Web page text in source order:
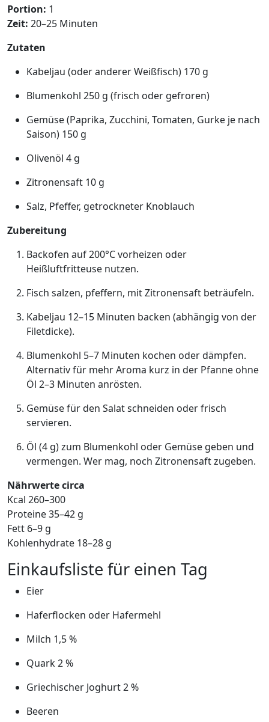
Portion: 1
Zeit: 20–25 Minuten
Zutaten
Kabeljau (oder anderer Weißfisch) 170 g
Blumenkohl 250 g (frisch oder gefroren)
Gemüse (Paprika, Zucchini, Tomaten, Gurke je nach
Saison) 150 g
Olivenöl 4 g
Zitronensaft 10 g
Salz, Pfeffer, getrockneter Knoblauch
Zubereitung
Backofen auf 200°C vorheizen oder
Heißluftfritteuse nutzen.
Fisch salzen, pfeffern, mit Zitronensaft beträufeln.
Kabeljau 12–15 Minuten backen (abhängig von der
Filetdicke).
Blumenkohl 5–7 Minuten kochen oder dämpfen.
Alternativ für mehr Aroma kurz in der Pfanne ohne
Öl 2–3 Minuten anrösten.
Gemüse für den Salat schneiden oder frisch
servieren.
Öl (4 g) zum Blumenkohl oder Gemüse geben und
vermengen. Wer mag, noch Zitronensaft zugeben.
Nährwerte circa
Kcal 260–300
Proteine 35–42 g
Fett 6–9 g
Kohlenhydrate 18–28 g
Einkaufsliste für einen Tag
Eier
Haferflocken oder Hafermehl
Milch 1,5 %
Quark 2 %
Griechischer Joghurt 2 %
Beeren